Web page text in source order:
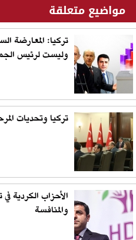
مواضيع متعلقة
تركيا: المعارضة
وليست لرئيس
تركيا وتحديات
الأحزاب الكردية في
والمنافسة